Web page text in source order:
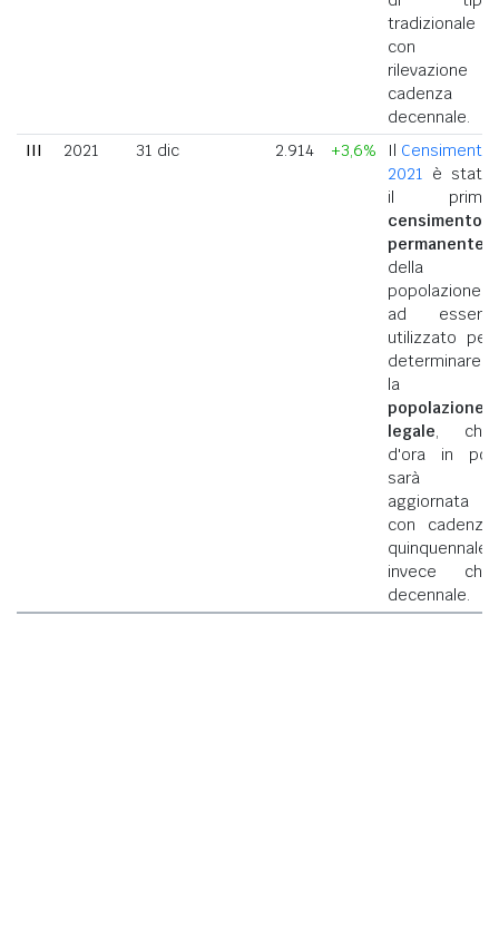
tradizionale
con
rilevazione a
cadenza
decennale.
III
2021 31 dic 2.914 +3,6% Il Censimento
2021 è stato
il primo
censimento
permanente
della
popolazione
ad essere
utilizzato per
determinare
la
popolazione
legale, che
d'ora in poi
sarà
aggiornata
con cadenza
quinquennale
invece che
decennale.